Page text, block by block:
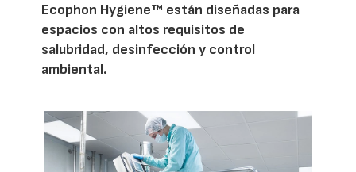
Ecophon Hygiene™ están diseñadas para
espacios con altos requisitos de
salubridad, desinfección y control
ambiental.